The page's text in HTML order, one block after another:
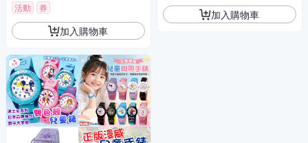
活動 券
加入購物車
加入購物車